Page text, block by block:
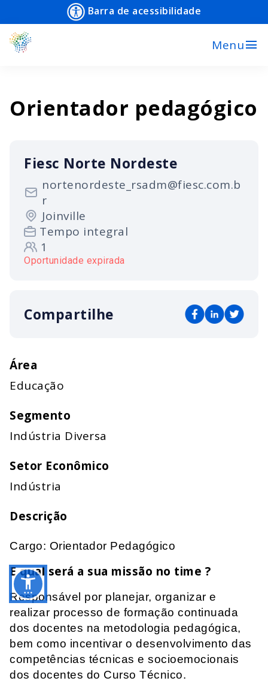
Barra de acessibilidade
Menumenu
Área
Educação
Segmento
Indústria Diversa
Setor Econômico
Indústria
Descrição
Cargo: Orientador Pedagógico
E qual será a sua missão no time ?
Responsável por planejar, organizar e
realizar processo de formação continuada
dos docentes na metodologia pedagógica,
bem como incentivar o desenvolvimento das
competências técnicas e socioemocionais
dos docentes do Curso Técnico.
Fiesc Norte Nordeste
nortenordeste_rsadm@fiesc.com.b
r
Joinville
Tempo integral
1
Oportunidade expirada
Compartilhe
Orientador pedagógico